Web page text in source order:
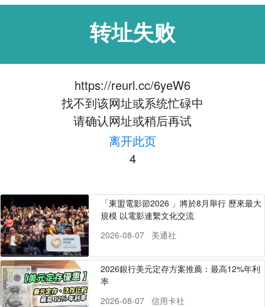
转址失败
https://reurl.cc/6yeW6
找不到该网址或系统忙碌中
请确认网址或稍后再试
离开此页
4
「東盟電影節2026 」將於8月舉行 歷來最大
規模 以電影連繫文化交流
2026-08-07
美通社
2026銀行美元定存方案推薦：最高12%年利
率
2026-08-07
信用卡社